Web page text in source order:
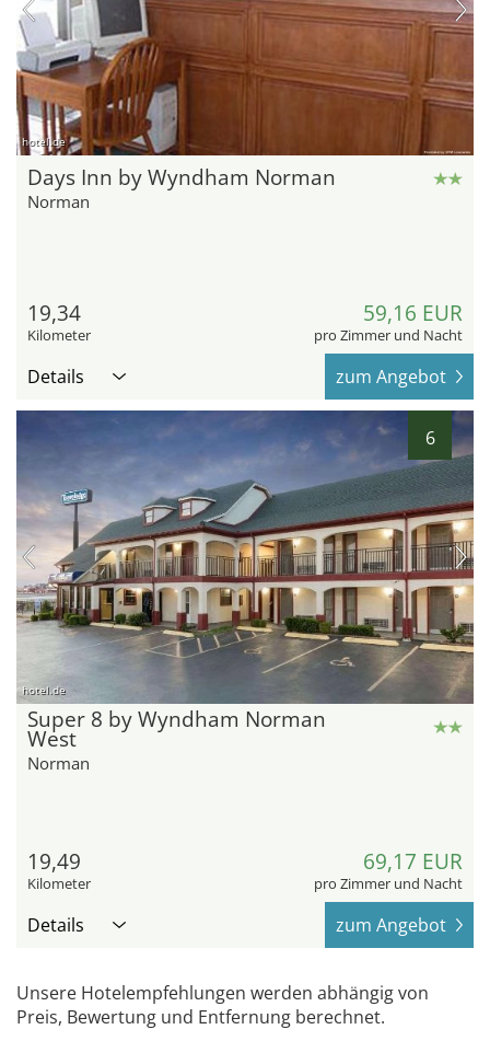
hotel.de
Days Inn by Wyndham Norman
Norman
19,34
Kilometer
59,16 EUR
pro Zimmer und Nacht
Details zum Angebot
6
hotel.de
Super 8 by Wyndham Norman
West
Norman
19,49
Kilometer
69,17 EUR
pro Zimmer und Nacht
Details zum Angebot
Unsere Hotelempfehlungen werden abhängig von
Preis, Bewertung und Entfernung berechnet.